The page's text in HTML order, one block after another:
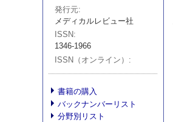
発行元
メディカルレビュー社
ISSN
1346-1966
ISSN（オンライン）
書籍の購入
バックナンバーリスト
分野別リスト